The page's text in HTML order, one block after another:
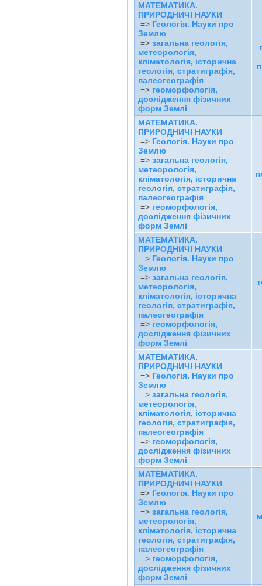
МАТЕМАТИКА.
ПРИРОДНИЧІ НАУКИ
=> Геологія. Науки про
Землю
=> загальна геологія,
метеорологія,
кліматологія, історична
геологія, стратиграфія,
палеогеографія
=> геоморфологія,
дослідження фізичних
форм Землі
МАТЕМАТИКА.
ПРИРОДНИЧІ НАУКИ
=> Геологія. Науки про
Землю
=> загальна геологія,
метеорологія,
кліматологія, історична
геологія, стратиграфія,
палеогеографія
=> геоморфологія,
дослідження фізичних
форм Землі
МАТЕМАТИКА.
ПРИРОДНИЧІ НАУКИ
=> Геологія. Науки про
Землю
=> загальна геологія,
метеорологія,
кліматологія, історична
геологія, стратиграфія,
палеогеографія
=> геоморфологія,
дослідження фізичних
форм Землі
МАТЕМАТИКА.
ПРИРОДНИЧІ НАУКИ
=> Геологія. Науки про
Землю
=> загальна геологія,
метеорологія,
кліматологія, історична
геологія, стратиграфія,
палеогеографія
=> геоморфологія,
дослідження фізичних
форм Землі
МАТЕМАТИКА.
ПРИРОДНИЧІ НАУКИ
=> Геологія. Науки про
Землю
=> загальна геологія,
метеорологія,
кліматологія, історична
геологія, стратиграфія,
палеогеографія
=> геоморфологія,
дослідження фізичних
форм Землі